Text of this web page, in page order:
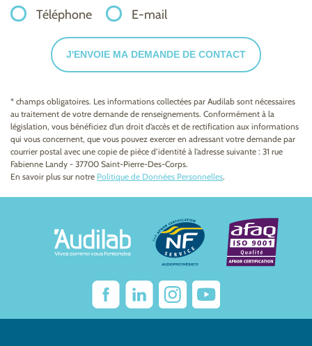
Téléphone
E-mail
J'ENVOIE MA DEMANDE DE CONTACT
* champs obligatoires. Les informations collectées par Audilab sont nécessaires
au traitement de votre demande de renseignements. Conformément à la
législation, vous bénéficiez d’un droit d’accès et de rectification aux informations
qui vous concernent, que vous pouvez exercer en adressant votre demande par
courrier postal avec une copie de pièce d’identité à l’adresse suivante : 31 rue
Fabienne Landy - 37700 Saint-Pierre-Des-Corps.
En savoir plus sur notre Politique de Données Personnelles.